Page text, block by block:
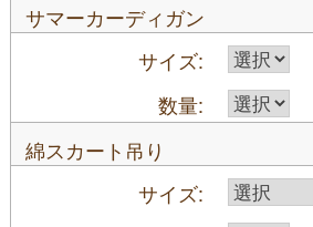
サマーカーディガン
綿スカート吊り